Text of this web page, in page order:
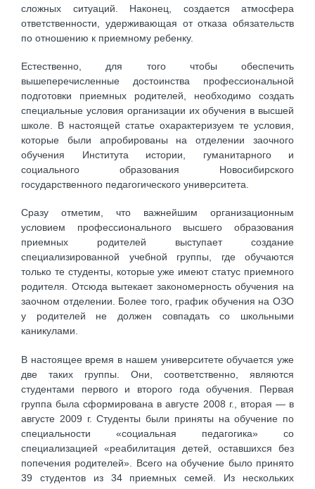
сложных ситуаций. Наконец, создается атмосфера
ответственности, удерживающая от отказа обязательств
по отношению к приемному ребенку.
Естественно, для того чтобы обеспечить
вышеперечисленные достоинства профессиональной
подготовки приемных родителей, необходимо создать
специальные условия организации их обучения в высшей
школе. В настоящей статье охарактеризуем те условия,
которые были апробированы на отделении заочного
обучения Института истории, гуманитарного и
социального образования Новосибирского
государственного педагогического университета.
Сразу отметим, что важнейшим организационным
условием профессионального высшего образования
приемных родителей выступает создание
специализированной учебной группы, где обучаются
только те студенты, которые уже имеют статус приемного
родителя. Отсюда вытекает закономерность обучения на
заочном отделении. Более того, график обучения на ОЗО
у родителей не должен совпадать со школьными
каникулами.
В настоящее время в нашем университете обучается уже
две таких группы. Они, соответственно, являются
студентами первого и второго года обучения. Первая
группа была сформирована в августе 2008 г., вторая — в
августе 2009 г. Студенты были приняты на обучение по
специальности «социальная педагогика» со
специализацией «реабилитация детей, оставшихся без
попечения родителей». Всего на обучение было принято
39 студентов из 34 приемных семей. Из нескольких